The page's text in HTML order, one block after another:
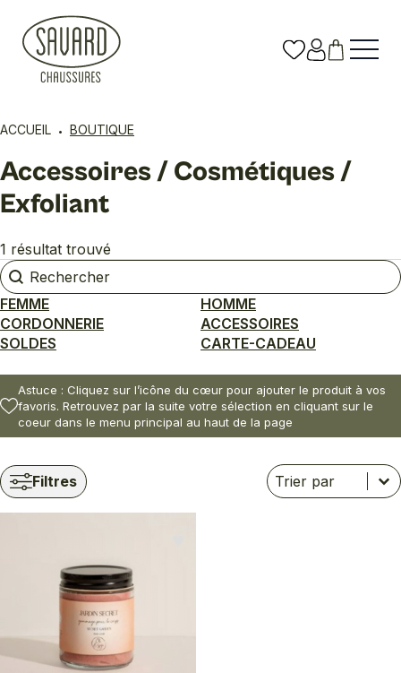
ACCUEIL BOUTIQUE
Accessoires / Cosmétiques /
Exfoliant
1 résultat trouvé
Rechercher
Rechercher
FEMME
HOMME
CORDONNERIE
ACCESSOIRES
SOLDES
CARTE-CADEAU
Astuce : Cliquez sur l’icône du cœur pour ajouter le produit à vos
favoris. Retrouvez par la suite votre sélection en cliquant sur le
coeur dans le menu principal au haut de la page
Filtres Trier
Trier le contenu
Trier le contenu